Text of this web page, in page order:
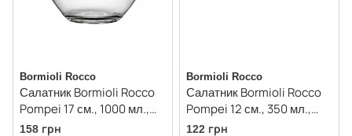
Bormioli Rocco
Салатник Bormioli Rocco
Pompei 17 см., 1000 мл.,
скло
158 грн
Bormioli Rocco
Салатник Bormioli Rocco
Pompei 12 см., 350 мл.,
скло
122 грн